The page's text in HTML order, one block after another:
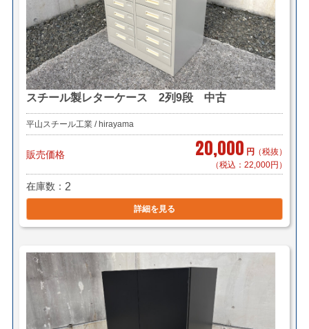
スチール製レターケース 2列9段 中古
平山スチール工業 / hirayama
販売価格 20,000 円 （税抜）
（税込：22,000円）
在庫数 2
詳細を見る